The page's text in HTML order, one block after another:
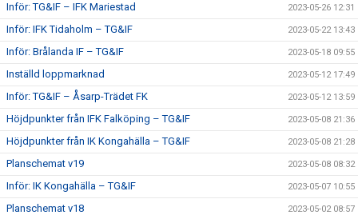
Inför: TG&IF – IFK Mariestad 2023-05-26 12:31
Inför: IFK Tidaholm – TG&IF 2023-05-22 13:43
Inför: Brålanda IF – TG&IF 2023-05-18 09:55
Inställd loppmarknad 2023-05-12 17:49
Inför: TG&IF – Åsarp-Trädet FK 2023-05-12 13:59
Höjdpunkter från IFK Falköping – TG&IF 2023-05-08 21:36
Höjdpunkter från IK Kongahälla – TG&IF 2023-05-08 21:28
Planschemat v19 2023-05-08 08:32
Inför: IK Kongahälla – TG&IF 2023-05-07 10:55
Planschemat v18 2023-05-02 08:57